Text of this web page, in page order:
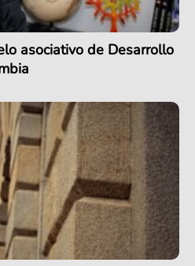
asociativo de Desarrollo